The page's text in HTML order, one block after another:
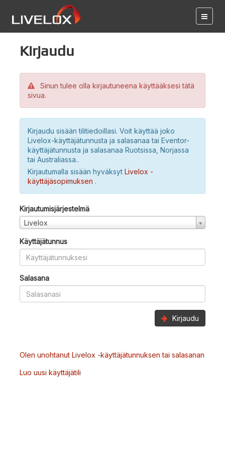
Kirjaudu
Sinun tulee olla kirjautuneena käyttääksesi tätä
sivua.
Kirjaudu sisään tilitiedoillasi. Voit käyttää joko
Livelox-käyttäjätunnusta ja salasanaa tai Eventor-
käyttäjätunnusta ja salasanaa Ruotsissa, Norjassa
tai Australiassa..
Kirjautumalla sisään hyväksyt Livelox -
käyttäjäsopimuksen .
Kirjautumisjärjestelmä
Livelox
Käyttäjätunnus
Salasana
Kirjaudu
Olen unohtanut Livelox -käyttäjätunnuksen tai salasanan
Luo uusi käyttäjätili